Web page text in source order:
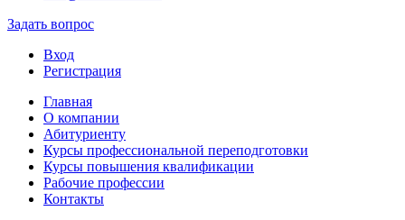
Задать вопрос
Вход
Регистрация
Главная
О компании
Абитуриенту
Курсы профессиональной переподготовки
Курсы повышения квалификации
Рабочие профессии
Контакты